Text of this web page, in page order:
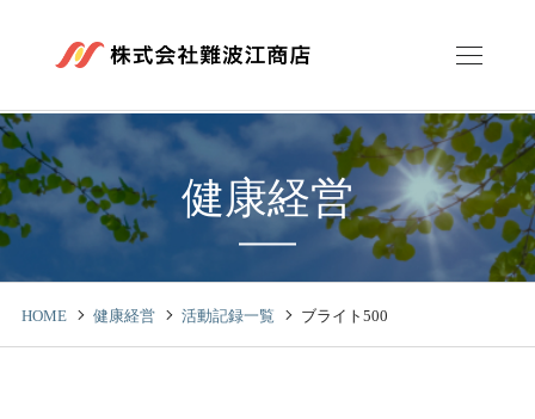
健康経営
HOME 健康経営 活動記録一覧 ブライト500